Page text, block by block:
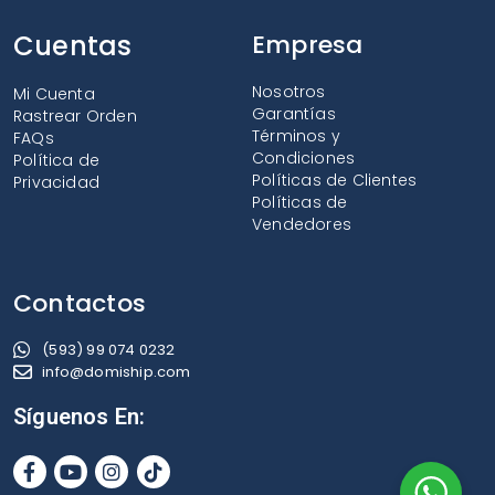
Cuentas
Mi Cuenta
Rastrear Orden
FAQs
Política de
Privacidad
Empresa
Nosotros
Garantías
Términos y
Condiciones
Políticas de Clientes
Políticas de
Vendedores
Contactos
(593) 99 074 0232
info@domiship.com
Síguenos En: